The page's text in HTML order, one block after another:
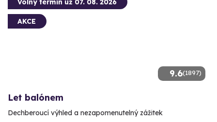
9.6(1897)
Volný termín už 07. 08. 2026
AKCE
Let balónem
Dechberoucí výhled a nezapomenutelný zážitek